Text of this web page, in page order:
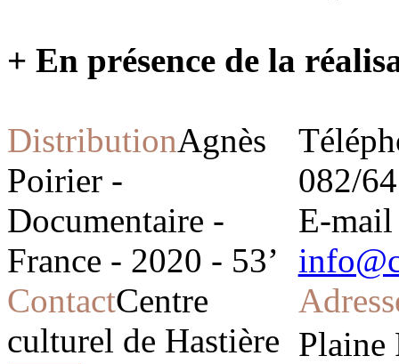
+ En présence de la
DistributionAgnès
Poirier -
Documentaire -
France - 2020 - 53’
ContactCentre
culturel de Hastière
082/
E-
Plaine